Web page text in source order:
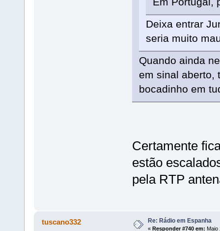
Deixa entrar
seria muito
Quando ainda
em sinal aberto,
bocadinho em
Certamente
estão
pela RTP
tuscano332 Re: Rádio em Espanha
« Responder #740 em: Maio